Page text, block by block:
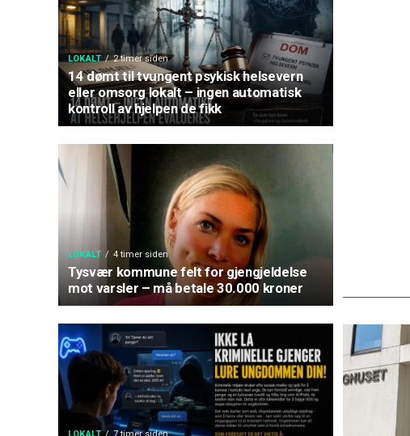
LOKALT 2 timer siden
14 dømt til tvungent psykisk helsevern
eller omsorg lokalt – ingen automatisk
kontroll av hjelpen de fikk
LOKALT 4 timer siden
Tysvær kommune felt for gjengjeldelse
mot varsler – må betale 30.000 kroner